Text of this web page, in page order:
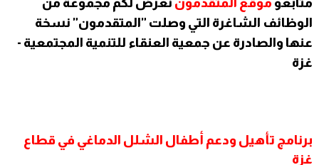
الوظائف الشاغرة التي وصلت "المتقدمون" نسخة
عنها والصادرة عن جمعية العنقاء للتنمية المجتمعية -
غزة
برنامج تأهيل ودعم أطفال الشلل الدماغي في قطاع
غزة